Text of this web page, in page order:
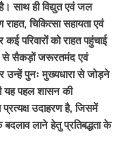
साथ ही विद्युत एवं जल
चिकित्सा सहायता एवं
परिवारों को राहत पहुंचाई
से सैकड़ों जरूरतमंद एवं
उन्हें पुनः मुख्यधारा से जोड़ने
यह पहल शासन की
उदाहरण है, जिसमें
लाने हेतु प्रतिबद्धता के